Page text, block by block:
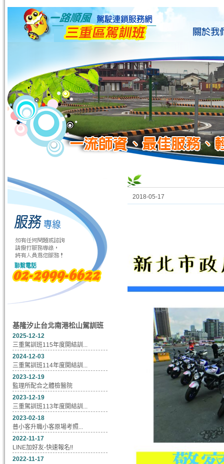
基隆汐止台北南港松山駕訓班
2025-12-12
三重駕訓班115年度開結訓...
2024-12-03
三重駕訓班114年度開結訓...
2023-12-19
監理所配合之體檢醫院
2023-12-19
三重駕訓班113年度開結訓...
2023-02-18
普小客升職小客原場考照...
2022-11-17
LINE加好友-快速報名!!
2022-11-17
2018-05-17